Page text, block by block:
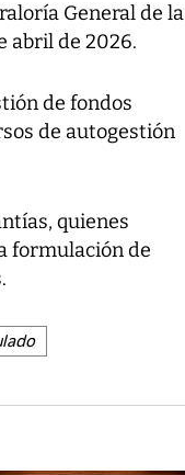
General de la
abril de 2026.
de fondos
de autogestión
quienes
formulación de